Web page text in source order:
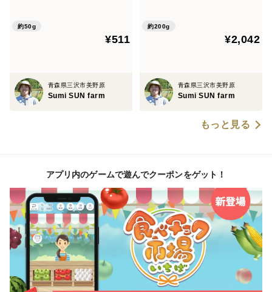
（ポスト投函便）
約50g
¥511
青森県三沢市美野原
Sumi SUN farm
（ポスト投函便）
約200g
¥2,042
青森県三沢市美野原
Sumi SUN farm
もっと見る
アプリ内のゲームで遊んでクーポンをゲット！